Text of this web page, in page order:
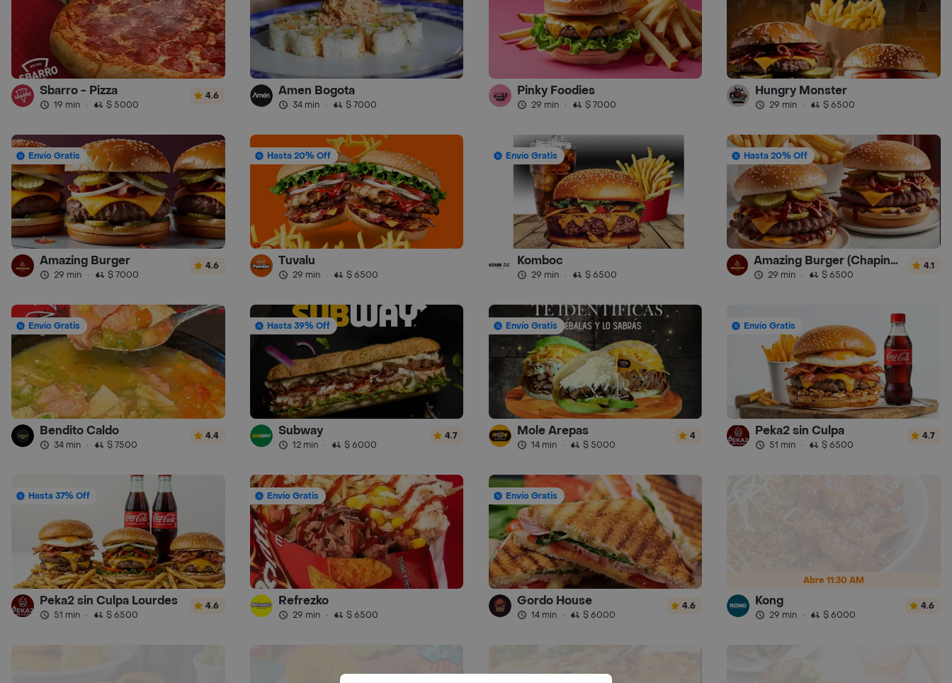
Sbarro - Pizza
19 min · $ 5000
4.6 Amen Bogota
34 min · $ 7000
Pinky Foodies
29 min · $ 7000
Hungry Monster
29 min · $ 6500
Envío Gratis
Amazing Burger
29 min · $ 7000
4.6
Hasta 20% Off
Tuvalu
29 min · $ 6500
Envío Gratis
Komboc
29 min · $ 6500
Hasta 20% Off
Amazing Burger (Chapinero)
29 min · $ 6500
4.1
Envío Gratis
Bendito Caldo
34 min · $ 7500
4.4
Hasta 39% Off
Subway
12 min · $ 6000
4.7
Envío Gratis
Mole Arepas
14 min · $ 5000
4
Envío Gratis
Peka2 sin Culpa
51 min · $ 6500
4.7
Hasta 37% Off
Peka2 sin Culpa Lourdes
51 min · $ 6500
4.6
Envío Gratis
Refrezko
29 min · $ 6500
Envío Gratis
Gordo House
14 min · $ 6000
4.6
Abre 11:30 AM
Kong
29 min · $ 6000
4.6